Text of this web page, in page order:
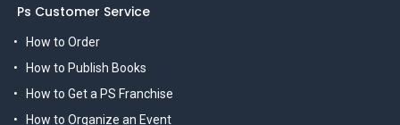
Ps Customer Service
How to Order
How to Publish Books
How to Get a PS Franchise
How to Organize an Event